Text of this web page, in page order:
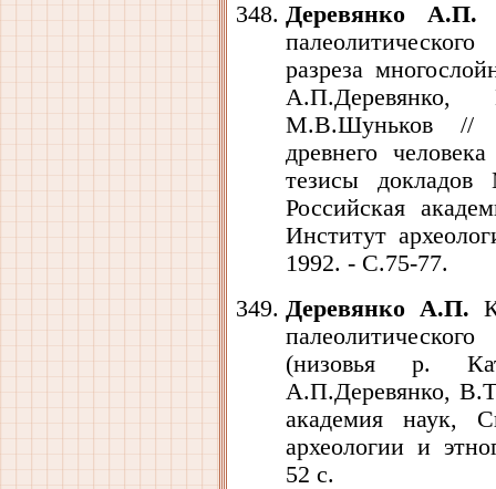
Деревянко А.П.
разреза
А.П.Деревянко,
М.В.Шуньков //
древнего
тезисы докладов
Российская
Институт
1992. - С.75-77.
Деревянко А.П.
(низовья р.
А.П.Деревянко,
академия наук,
археологии и
52 с.